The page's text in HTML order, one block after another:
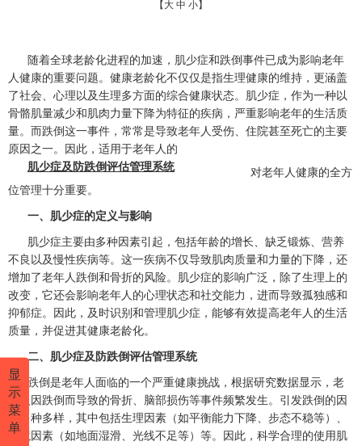
【大 中 小】
随着全球老龄化进程的加速，肌少症和跌倒事件已成为影响老年
人健康的重要问题。健康老龄化不仅仅是指生理健康的维持，更涵盖
了社会、心理以及生理多方面的综合健康状态。肌少症，作为一种以
骨骼肌量减少和肌肉力量下降为特征的疾病，严重影响老年的生活质
量。而跌倒这一事件，常常是导致老年人受伤、住院甚至死亡的主要
原因之一。因此，适用于老年人的
肌少症及防跌倒评估管理系统
对老年人健康的全方
位管理十分重要。
一、肌少症的定义与影响
肌少症主要由多种因素引起，包括年龄的增长、缺乏锻炼、营养
不良以及慢性疾病等。这一疾病不仅导致肌肉质量和力量的下降，还
增加了老年人跌倒和骨折的风险。肌少症的影响广泛，除了生理上的
改变，它还会影响老年人的心理状态和社交能力，进而导致孤独感和
抑郁症。因此，及时识别和管理肌少症，能够有效提高老年人的生活
质量，并促进其健康老龄化。
二、肌少症及防跌倒评估管理系统
跌倒是老年人面临的一个严重健康挑战，根据研究数据显示，老
年人因跌倒而导致的骨折、脑部损伤等事件频繁发生。引发跌倒的因
素多种多样，其中包括生理因素（如平衡能力下降、步态不稳等）、
环境因素（如地面湿滑、光线不足等）等。因此，科学合理的使用肌
显
示
菜
单